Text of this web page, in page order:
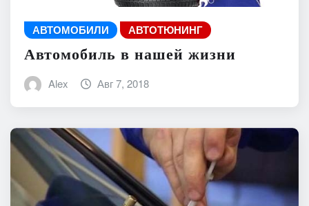
АВТОМОБИЛИ АВТОТЮНИНГ
Автомобиль в нашей жизни
Alex Авг 7, 2018